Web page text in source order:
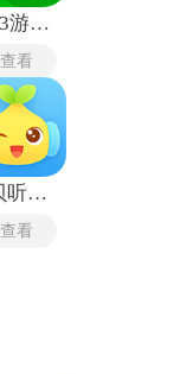
7723游戏盒老版本
查看
宝贝听听旧版本
查看